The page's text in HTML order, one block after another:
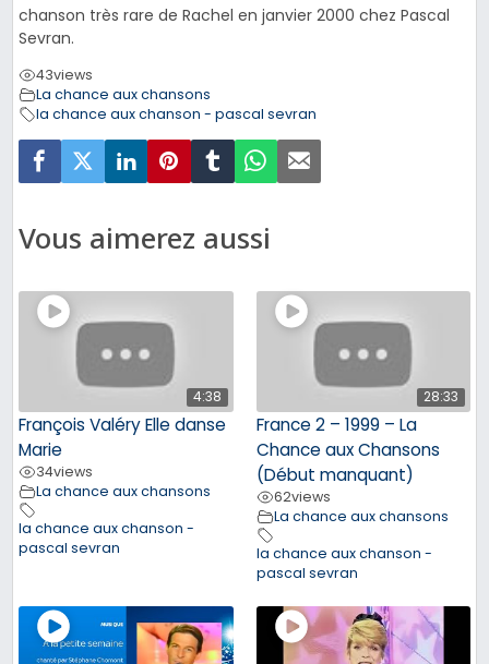
chanson très rare de Rachel en janvier 2000 chez Pascal
Sevran.
43views
La chance aux chansons
la chance aux chanson - pascal sevran
Vous aimerez aussi
4:38
François Valéry Elle danse
Marie
34views
La chance aux chansons
la chance aux chanson -
pascal sevran
28:33
France 2 – 1999 – La
Chance aux Chansons
(Début manquant)
62views
La chance aux chansons
la chance aux chanson -
pascal sevran